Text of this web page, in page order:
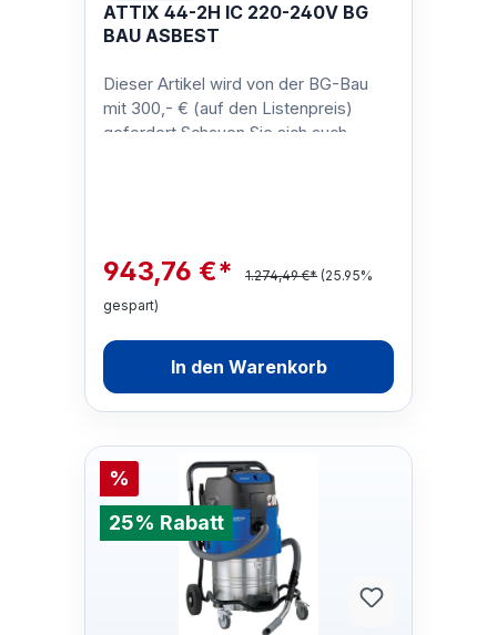
ATTIX 44-2H IC 220-240V BG
BAU ASBEST
Dieser Artikel wird von der BG-Bau
mit 300,- € (auf den Listenpreis)
gefordert.Schauen Sie sich auch
943,76 €* 1.274,49 €* (25.95%
gespart)
In den Warenkorb
%
25% Rabatt